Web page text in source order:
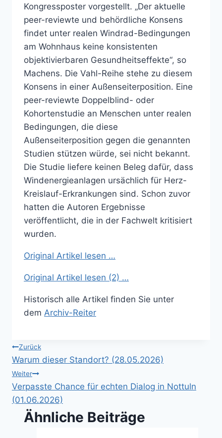
Kongressposter vorgestellt. „Der aktuelle
peer-reviewte und behördliche Konsens
findet unter realen Windrad-Bedingungen
am Wohnhaus keine konsistenten
objektivierbaren Gesundheitseffekte“, so
Machens. Die Vahl-Reihe stehe zu diesem
Konsens in einer Außenseiterposition. Eine
peer-reviewte Doppelblind- oder
Kohortenstudie an Menschen unter realen
Bedingungen, die diese
Außenseiterposition gegen die genannten
Studien stützen würde, sei nicht bekannt.
Die Studie liefere keinen Beleg dafür, dass
Windenergieanlagen ursächlich für Herz-
Kreislauf-Erkrankungen sind. Schon zuvor
hatten die Autoren Ergebnisse
veröffentlicht, die in der Fachwelt kritisiert
wurden.
Original Artikel lesen …
Original Artikel lesen (2) …
Historisch alle Artikel finden Sie unter
dem Archiv-Reiter
Beitragsnavigation
Zurück
Warum dieser Standort? (28.05.2026)
Weiter
Verpasste Chance für echten Dialog in Nottuln
(01.06.2026)
Ähnliche Beiträge